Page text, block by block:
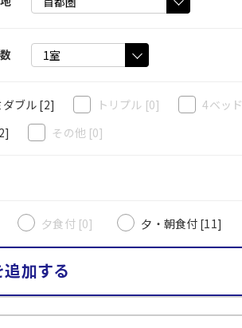
ブル [2] トリプル [0] 4ベッド
その他[0]
夕食付 [0] 夕・朝食付 [11]
加する